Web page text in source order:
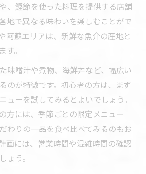
、鰹節を使った料理を提供する店舗
地で異なる味わいを楽しむことがで
阿蘇エリアは、新鮮な魚介の産地と
す。
味噌汁や煮物、海鮮丼など、幅広い
のが特徴です。初心者の方は、まず
ューを試してみるとよいでしょう。
方には、季節ごとの限定メニュー
わりの一品を食べ比べてみるのもお
画には、営業時間や混雑時間の確認
ょう。